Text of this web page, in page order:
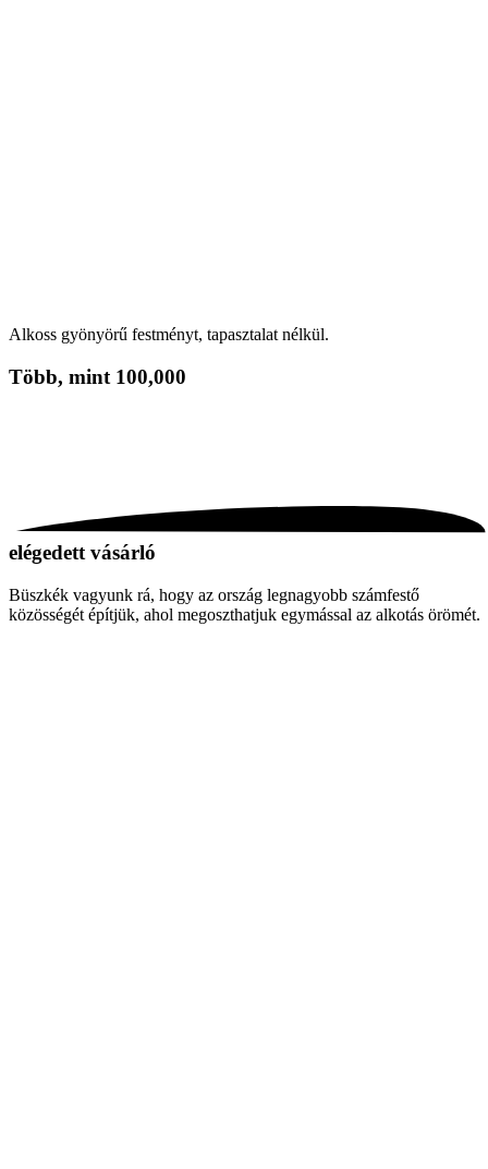
Alkoss gyönyörű festményt, tapasztalat nélkül.
Több, mint 100,000
elégedett vásárló
Büszkék vagyunk rá, hogy az ország legnagyobb számfestő
közösségét építjük, ahol megoszthatjuk egymással az alkotás örömét.